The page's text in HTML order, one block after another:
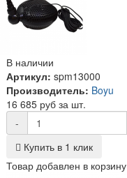
В наличии
Артикул: spm13000
Производитель: Boyu
16 685 руб за шт.
-
Купить в 1 клик
Товар добавлен в корзину